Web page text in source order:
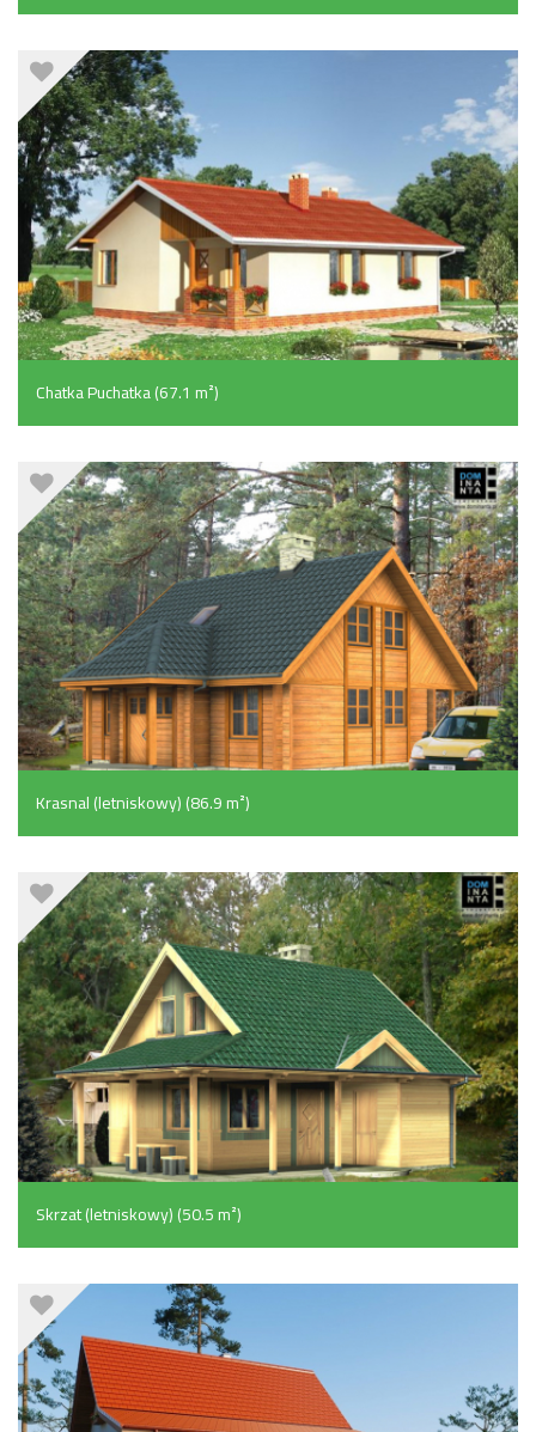
Chatka Puchatka (67.1 m²)
Krasnal (letniskowy) (86.9 m²)
Skrzat (letniskowy) (50.5 m²)